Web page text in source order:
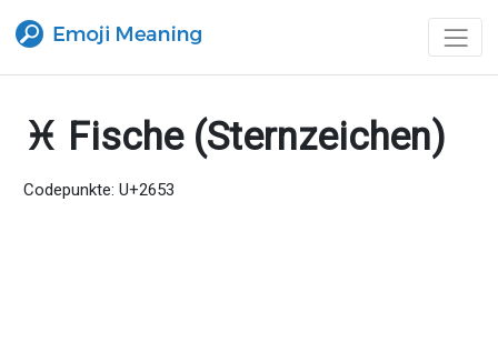
♓ Fische (Sternzeichen)
Codepunkte: U+2653